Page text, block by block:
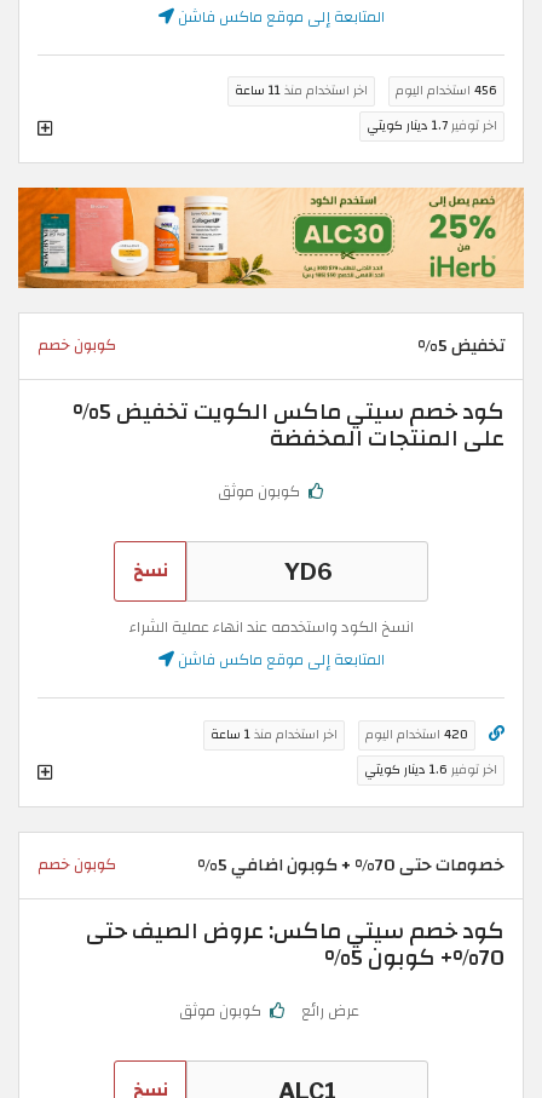
المتابعة إلى موقع ماكس فاشن
456 استخدام اليوم اخر استخدام منذ11 ساعة
اخر توفير1.7 دينار كويتي
تخفيض 5% كوبون خصم
كود خصم سيتي ماكس الكويت تخفيض 5%
على المنتجات المخفضة
كوبون موثق
نسخ
انسخ الكود واستخدمه عند انهاء عملية الشراء
المتابعة إلى موقع ماكس فاشن
420 استخدام اليوم اخر استخدام منذ1 ساعة
اخر توفير 1.6 دينار كويتي
خصومات حتى 70% + كوبون اضافي 5% كوبون خصم
كود خصم سيتي ماكس: عروض الصيف حتى
70%+ كوبون 5%
عرض رائع كوبون موثق
نسخ